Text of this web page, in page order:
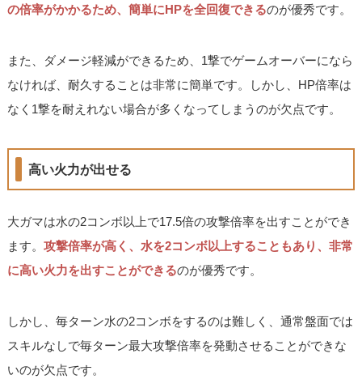
の倍率がかかるため、簡単にHPを全回復できるのが優秀です。
また、ダメージ軽減ができるため、1撃でゲームオーバーになら
なければ、耐久することは非常に簡単です。しかし、HP倍率は
なく1撃を耐えれない場合が多くなってしまうのが欠点です。
高い火力が出せる
大ガマは水の2コンボ以上で17.5倍の攻撃倍率を出すことができ
ます。攻撃倍率が高く、水を2コンボ以上することもあり、非常
に高い火力を出すことができるのが優秀です。
しかし、毎ターン水の2コンボをするのは難しく、通常盤面では
スキルなしで毎ターン最大攻撃倍率を発動させることができな
いのが欠点です。